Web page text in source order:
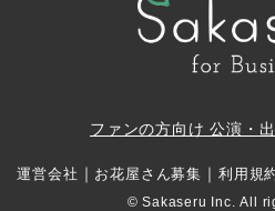
ファンの方向け 公演・
運営会社 ｜ お花屋さん募集 ｜ 利用規
© Sakaseru Inc. All